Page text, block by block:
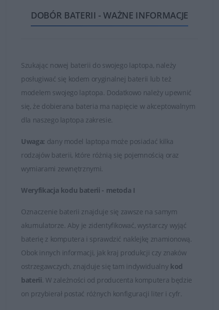
Dzięki temu zakupione baterie są w stanie działać długo
i bezawaryjnie.
są bardzo słabej jakości!
Baterie, które znajduje się w ofercie sklepu DELL24 są
oryginalnymi częściami zamiennymi lub wysokiej jakości
zamiennikami takich firm jak Dell, Green Cell czy
Whitenergy. Tylko markowe produkty spełniają
najwyższe standardy jakości i posiadają certyfikaty FCC,
CE i ROHS.
Łatwy kontakt i fachowa obsługa
W przypadku jakichkolwiek wątpliwości i problemów z
doborem baterii do posiadanego laptopa, zawsze mogą
Państwo skontaktować się z naszymi Doradcami, którzy
udzielą fachowej i wyczerpującej porady. Na przesłane
zapytania odpowiadamy rzetelnie i bez zbędnej zwłoki.
Satysfakcja z zakupu jest dla nas najważniejsza.
Dobór baterii do laptopów DELL
DOBÓR BATERII - WAŻNE INFORMACJE
Szukając nowej baterii do swojego laptopa, należy
posługiwać się kodem oryginalnej baterii lub też
modelem swojego laptopa. Dodatkowo należy upewnić
się, że dobierana bateria ma napięcie w akceptowalnym
dla naszego laptopa zakresie.
Uwaga: dany model laptopa może posiadać kilka
rodzajów baterii, które różnią się pojemnością oraz
wymiarami zewnętrznymi.
Weryfikacja kodu baterii - metoda I
Oznaczenie baterii znajduje się zawsze na samym
akumulatorze. Aby je zidentyfikować, wystarczy wyjąć
baterię z komputera i sprawdzić naklejkę znamionową.
Obok innych informacji, jak kraj produkcji czy znaków
ostrzegawczych, znajduje się tam indywidualny kod
baterii. W zależności od producenta komputera będzie
on przybierał postać różnych konfiguracji liter i cyfr.